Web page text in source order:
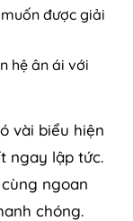
được giải
hệ ân ái với
vài biểu hiện
ngay lập tức.
ngoan
chóng.